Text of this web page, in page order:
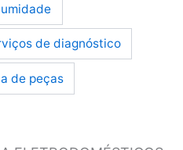
de diagnóstico
de peças